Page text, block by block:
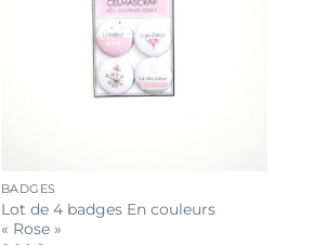
BADGES
Lot de 4 badges En couleurs
« Rose »